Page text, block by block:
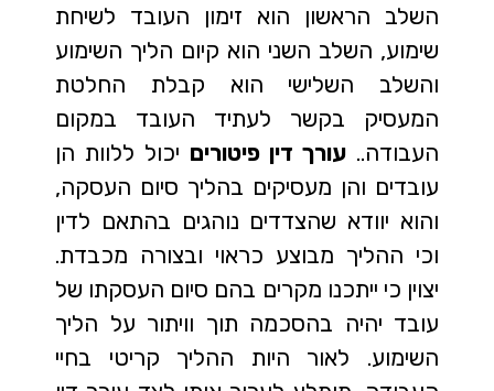
השלב הראשון הוא זימון העובד לשיחת
שימוע, השלב השני הוא קיום הליך השימוע
והשלב השלישי הוא קבלת החלטת
המעסיק בקשר לעתיד העובד במקום
העבודה.. עורך דין פיטורים יכול ללוות הן
עובדים והן מעסיקים בהליך סיום העסקה,
והוא יוודא שהצדדים נוהגים בהתאם לדין
וכי ההליך מבוצע כראוי ובצורה מכבדת.
יצוין כי ייתכנו מקרים בהם סיום העסקתו של
עובד יהיה בהסכמה תוך וויתור על הליך
השימוע. לאור היות ההליך קריטי בחיי